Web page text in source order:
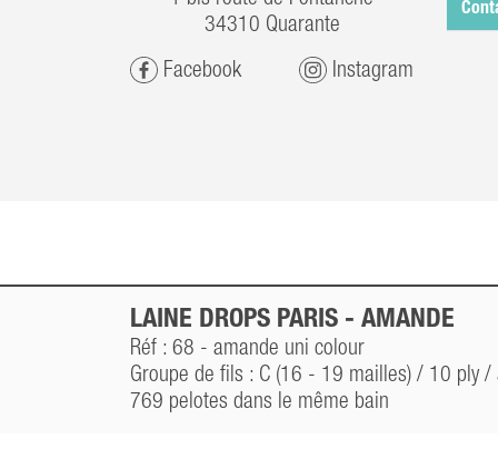
LAINE DROPS PARIS - AMANDE
Réf : 68 - amande uni colour
Groupe de fils : C (16 - 19 mailles) / 10 ply
769 pelotes dans le même bain
34310 Quarante
Facebook Instagram